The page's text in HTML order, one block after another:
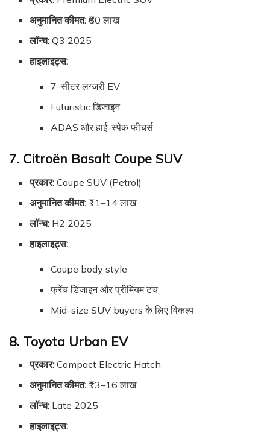
अनुमानित कीमत: ₹60 लाख
लॉन्च: Q3 2025
हाइलाइट्स:
7-सीटर लग्जरी EV
Futuristic डिजाइन
ADAS और हाई-स्पेक फीचर्स
7. Citroën Basalt Coupe SUV
प्रकार: Coupe SUV (Petrol)
अनुमानित कीमत: ₹11–14 लाख
लॉन्च: H2 2025
हाइलाइट्स:
Coupe body style
फ्रेंच डिजाइन और प्रीमियम टच
Mid-size SUV buyers के लिए विकल्प
8. Toyota Urban EV
प्रकार: Compact Electric Hatch
अनुमानित कीमत: ₹13–16 लाख
लॉन्च: Late 2025
हाइलाइट्स: